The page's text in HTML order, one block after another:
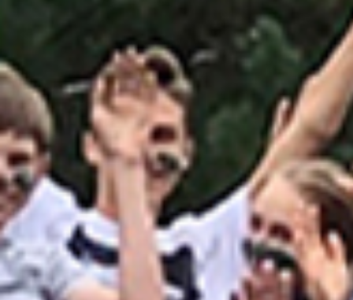
Ekologiczny „Kompas Fal Bałtyku: Natura, Człowiek
i Emocje”, który połączył edukację ekologiczną,
aktywność fizyczną, działania artystyczne oraz
rozwijanie kompetencji społecznych i
emocjonalnych młodzieży. Było to pięć...
Diana Judkevič 2026-07-03